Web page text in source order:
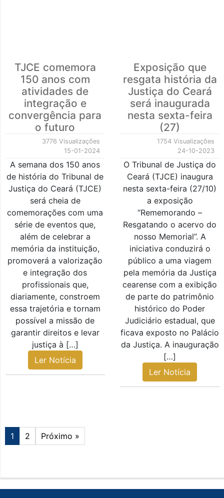
TJCE comemora
150 anos com
atividades de
integração e
convergência para
o futuro
3776 Visualizações
15-01-2024
A semana dos 150 anos
de história do Tribunal de
Justiça do Ceará (TJCE)
será cheia de
comemorações com uma
série de eventos que,
além de celebrar a
memória da instituição,
promoverá a valorização
e integração dos
profissionais que,
diariamente, constroem
essa trajetória e tornam
possível a missão de
garantir direitos e levar
justiça à […]
Ler Notícia
Exposição que
resgata história da
Justiça do Ceará
será inaugurada
nesta sexta-feira
(27)
1754 Visualizações
24-10-2023
O Tribunal de Justiça do
Ceará (TJCE) inaugura
nesta sexta-feira (27/10)
a exposição
“Rememorando –
Resgatando o acervo do
nosso Memorial”. A
iniciativa conduzirá o
público a uma viagem
pela memória da Justiça
cearense com a exibição
de parte do patrimônio
histórico do Poder
Judiciário estadual, que
ficava exposto no Palácio
da Justiça. A inauguração
[…]
Ler Notícia
1 2 Próximo »